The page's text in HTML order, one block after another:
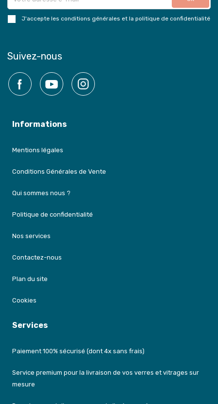
J'accepte les conditions générales et la politique de confidentialité
Suivez-nous
Facebook YouTube
Informations
Mentions légales
Conditions Générales de Vente
Qui sommes nous ?
Politique de confidentialité
Nos services
Contactez-nous
Plan du site
Cookies
Services
Paiement 100% sécurisé (dont 4x sans frais)
Service premium pour la livraison de vos verres et vitrages sur
mesure